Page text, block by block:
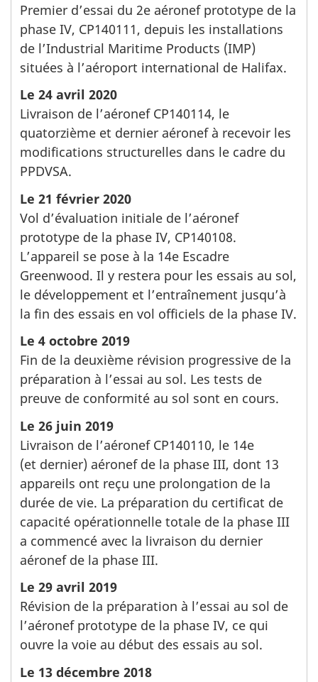
Premier d’essai du 2e aéronef prototype de la
phase IV, CP140111, depuis les installations
de l’Industrial Maritime Products (IMP)
situées à l’aéroport international de Halifax.
Le 24 avril 2020
Livraison de l’aéronef CP140114, le
quatorzième et dernier aéronef à recevoir les
modifications structurelles dans le cadre du
PPDVSA.
Le 21 février 2020
Vol d’évaluation initiale de l’aéronef
prototype de la phase IV, CP140108.
L’appareil se pose à la 14e Escadre
Greenwood. Il y restera pour les essais au sol,
le développement et l’entraînement jusqu’à
la fin des essais en vol officiels de la phase IV.
Le 4 octobre 2019
Fin de la deuxième révision progressive de la
préparation à l’essai au sol. Les tests de
preuve de conformité au sol sont en cours.
Le 26 juin 2019
Livraison de l’aéronef CP140110, le 14e
(et dernier) aéronef de la phase III, dont 13
appareils ont reçu une prolongation de la
durée de vie. La préparation du certificat de
capacité opérationnelle totale de la phase III
a commencé avec la livraison du dernier
aéronef de la phase III.
Le 29 avril 2019
Révision de la préparation à l’essai au sol de
l’aéronef prototype de la phase IV, ce qui
ouvre la voie au début des essais au sol.
Le 13 décembre 2018